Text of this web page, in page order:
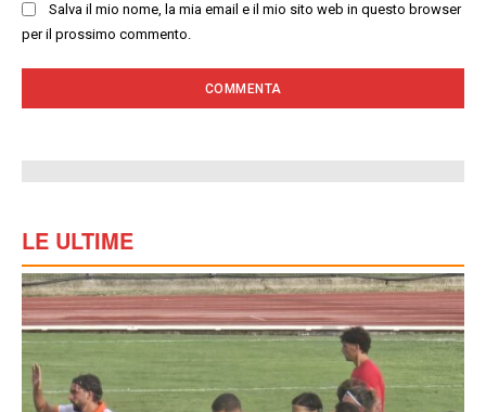
Salva il mio nome, la mia email e il mio sito web in questo browser
per il prossimo commento.
LE ULTIME